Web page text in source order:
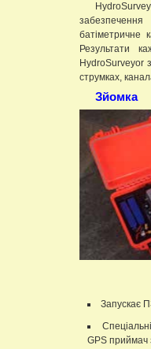
батіметричне
Результати
HydroSurveyor
струмках,
Зйомка
Запускає
GPS приймач